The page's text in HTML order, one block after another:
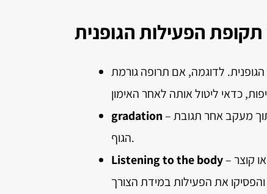
הפעילות הגופנית
לדוגמה, אם תרופה גורמת
gradation– התחילו בפעילות מתונה והעלו בהדרגה את העצימות והמשך, תוך מעקב אחר תגובת
הגוף.
Listening to the body– שימו לב לסימנים כמו סחרחורות, כאבי ראש, דפיקות לב חריגות או קוצר